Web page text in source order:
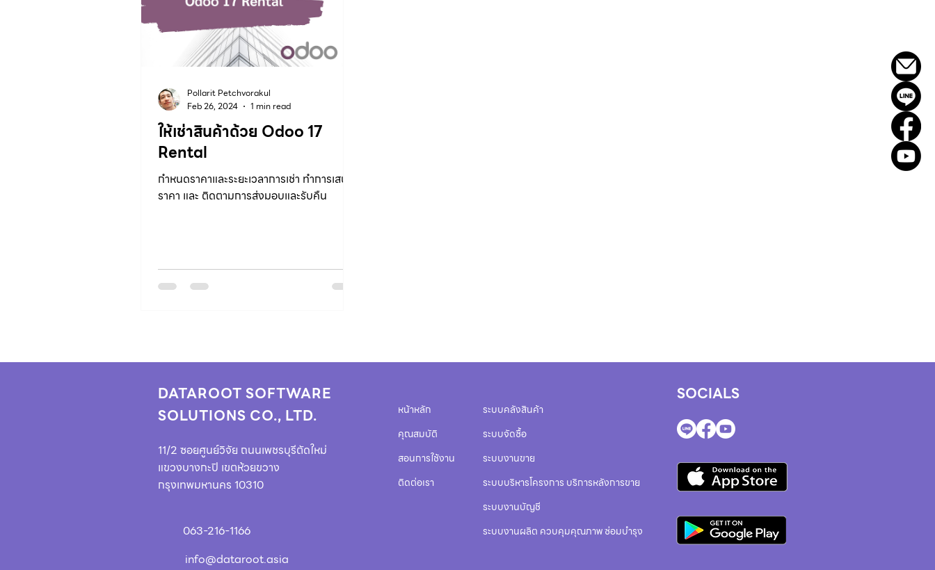
Odoo 13 Paperless
ให้เช่าสินค้าด้วย Odoo 17
Rental
กำหนดราคาและระยะเวลาการเช่า ทำการเสนอ
ราคา และ ติดตามการส่งมอบและรับคืน
Pollarit Petchvorakul
Feb 26, 2024
1 min read
DATAROOT SOFTWARE
SOLUTIONS CO., LTD.
11/2 ซอยศูนย์วิจัย ถนนเพชรบุรีตัดใหม่
แขวงบางกะปิ เขตห้วยขวาง
กรุงเทพมหานคร 10310
063-216-1166
ระบบคลังสินค้า
ระบบจัดซื้อ
ระบบงานขาย
ระบบบริหารโครงการ บริการหลังการขาย
ระบบงานบัญชี
ระบบงานผลิต ควบคุมคุณภาพ ซ่อมบำรุง
หน้าหลัก
คุณสมบัติ
สอนการใช้งาน
ติดต่อเรา
SOCIALS
info@dataroot.asia